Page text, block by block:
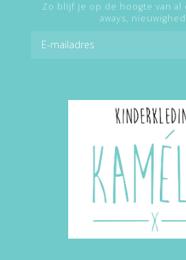
Zo blijf je op de hoogte van al
aways,